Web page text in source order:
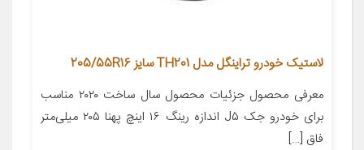
لاستیک خودرو تراینگل مدل TH201 سایز 205/55R16
معرفی محصول جزئیات محصول سال ساخت ۲۰۲۰ مناسب
برای خودرو جک J۵ اندازه رینگ ۱۶ اینچ پهنا ۲۰۵ میلی‌متر
فاق […]